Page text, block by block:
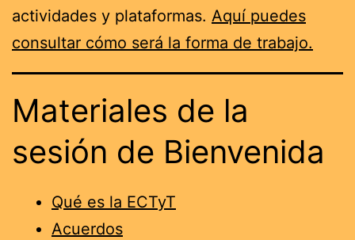
actividades y plataformas. Aquí puedes
consultar cómo será la forma de trabajo.
Materiales de la
sesión de Bienvenida
Qué es la ECTyT
Acuerdos